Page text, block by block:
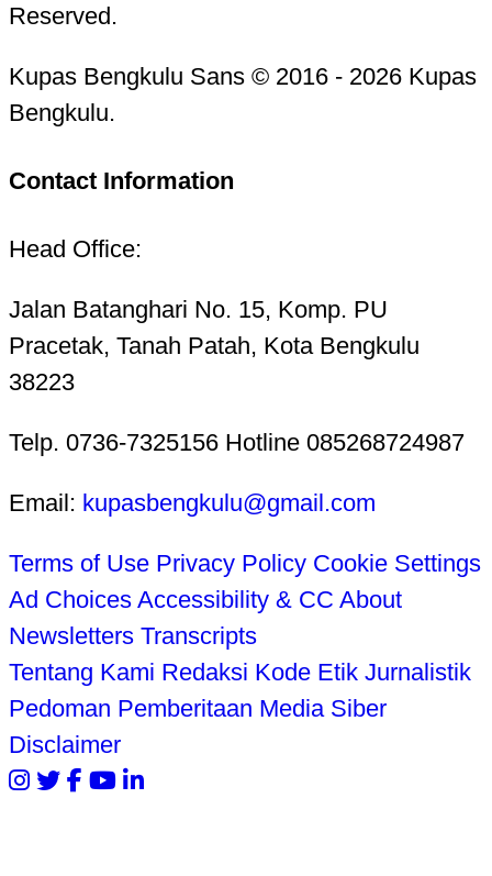
Reserved.
Kupas Bengkulu Sans © 2016 - 2026 Kupas
Bengkulu.
Contact Information
Head Office:
Jalan Batanghari No. 15, Komp. PU
Pracetak, Tanah Patah, Kota Bengkulu
38223
Telp. 0736-7325156 Hotline 085268724987
Email: kupasbengkulu@gmail.com
Terms of Use Privacy Policy Cookie Settings
Ad Choices Accessibility & CC About
Newsletters Transcripts
Tentang Kami Redaksi Kode Etik Jurnalistik
Pedoman Pemberitaan Media Siber
Disclaimer